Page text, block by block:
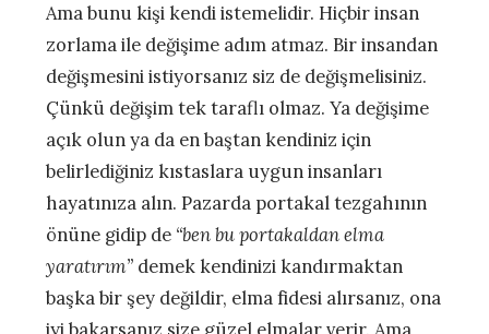
Ama bunu kişi kendi istemelidir. Hiçbir insan
zorlama ile değişime adım atmaz. Bir insandan
değişmesini istiyorsanız siz de değişmelisiniz.
Çünkü değişim tek taraflı olmaz. Ya değişime
açık olun ya da en baştan kendiniz için
belirlediğiniz kıstaslara uygun insanları
hayatınıza alın. Pazarda portakal tezgahının
önüne gidip de “ben bu portakaldan elma
yaratırım” demek kendinizi kandırmaktan
başka bir şey değildir, elma fidesi alırsanız, ona